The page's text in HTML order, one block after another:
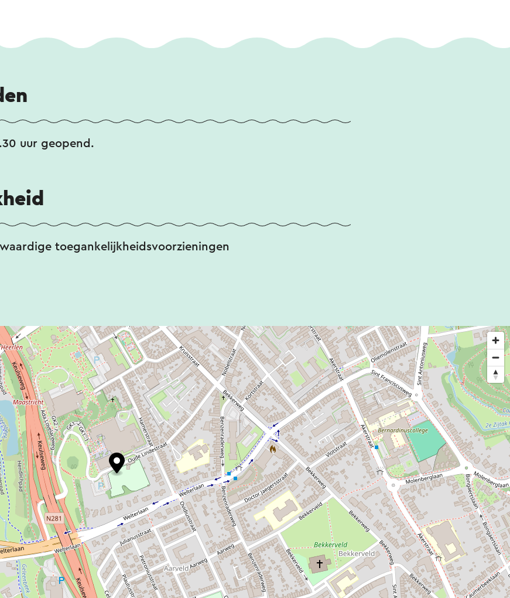
uur geopend.
toegankelijkheidsvoorzieningen